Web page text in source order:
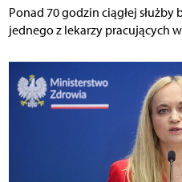
Ponad 70 godzin ciągłej
jednego z lekarzy pracujących